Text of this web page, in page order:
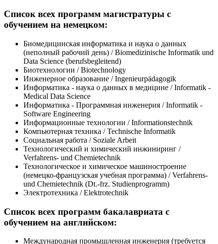
Список всех программ магистратуры с
обучением на немецком:
Биомедицинская информатика и наука о данных
(неполный рабочий день) / Biomedizinische Informatik und
Data Science (berufsbegleitend)
Биотехнологии / Biotechnology
Инженерное образование / Ingenieurpädagogik
Информатика - наука о данных в медицине / Informatik -
Medical Data Science
Информатика - Программная инженерия / Informatik -
Software Engineering
Информационные технологии / Informationstechnik
Компьютерная техника / Technische Informatik
Социальная работа / Soziale Arbeit
Технологический и химический инжиниринг /
Verfahrens- und Chemietechnik
Технологическое и химическое машиностроение
(немецко-французская учебная программа) / Verfahrens-
und Chemietechnik (Dt.-frz. Studienprogramm)
Электротехника / Elektrotechnik
Список всех программ бакалавриата с
обучением на английском:
Международная промышленная инженерия (требуется